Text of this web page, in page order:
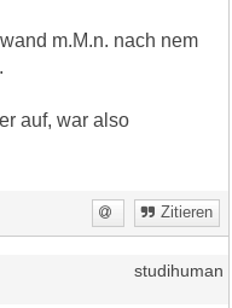
m.M.n. nach nem
auf, war also
Zitieren
studihuman